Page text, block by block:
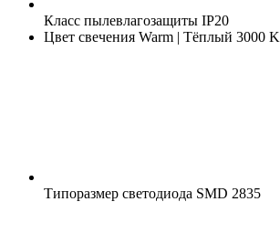
Класс пылевлагозащиты IP20
Цвет свечения Warm | Тёплый 3000 K
Типоразмер светодиода SMD 2835